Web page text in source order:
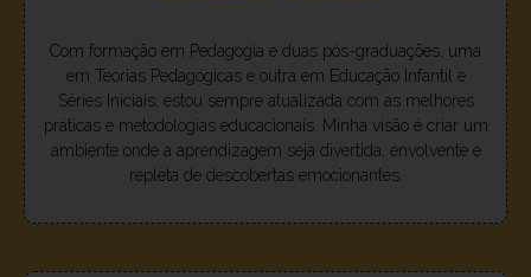
Com formação em Pedagogia e duas pós-graduações, uma
em Teorias Pedagógicas e outra em Educação Infantil e
Séries Iniciais, estou sempre atualizada com as melhores
práticas e metodologias educacionais. Minha visão é criar um
ambiente onde a aprendizagem seja divertida, envolvente e
repleta de descobertas emocionantes.